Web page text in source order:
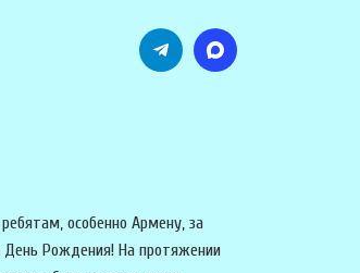
особенно Армену, за
Рождения! На протяжении